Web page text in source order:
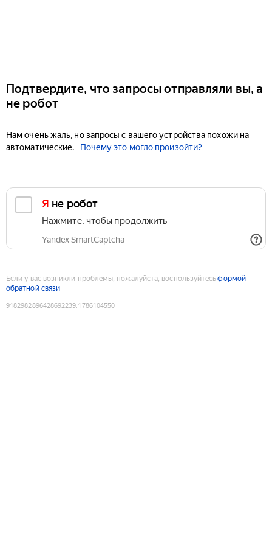
Подтвердите, что запросы отправляли вы, а
не робот
Нам очень жаль, но запросы с вашего устройства похожи на
автоматические.
Почему это могло произойти?
Я не робот
Нажмите, чтобы продолжить
Yandex SmartCaptcha
Если у вас возникли проблемы, пожалуйста, воспользуйтесьформой
обратной связи
9182982896428692239:1786104550